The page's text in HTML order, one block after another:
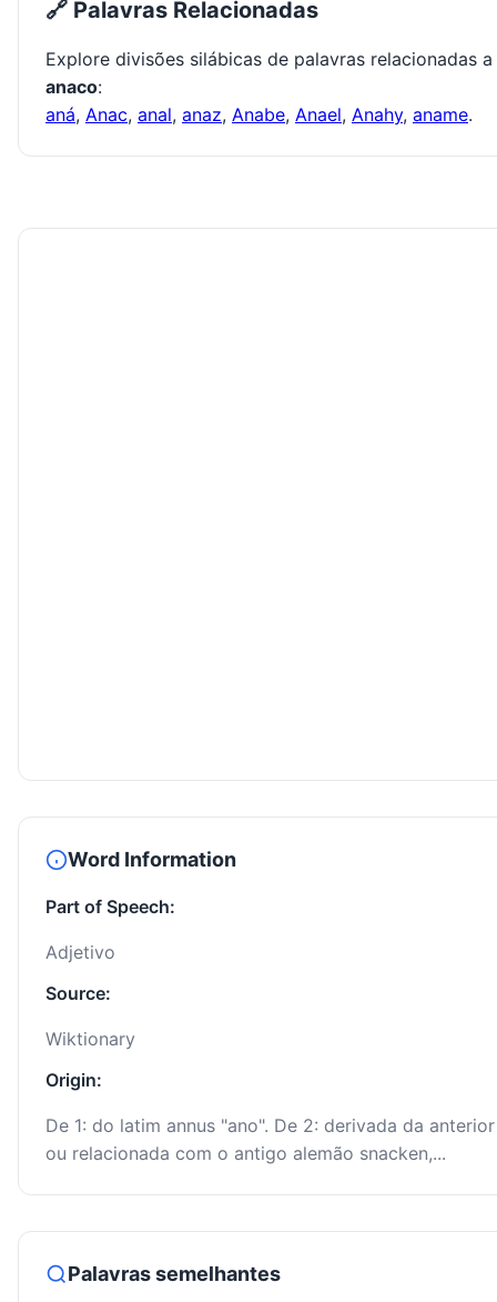
🔗 Palavras Relacionadas
Explore divisões silábicas de palavras relacionadas a
anaco:
aná, Anac, anal, anaz, Anabe, Anael, Anahy, aname.
Word Information
Part of Speech:
Adjetivo
Source:
Wiktionary
Origin:
De 1: do latim annus "ano". De 2: derivada da anterior
ou relacionada com o antigo alemão snacken,...
Palavras semelhantes